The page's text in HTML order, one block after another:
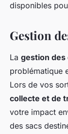
disponibles
Gestion
La gestion des
problématique
Lors de vos
collecte et de
votre impact
des sacs